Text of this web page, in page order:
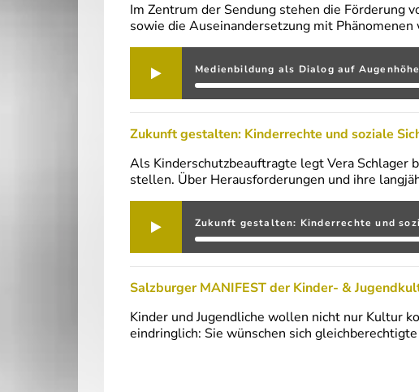
Im Zentrum der Sendung stehen die Förderung
sowie die Auseinander­setzung mit Phänomenen
Medienbildung als Dialog auf Augenhöhe
Zukunft gestalten: Kinderrechte und soziale
Als Kinderschutzbeauftragte legt Vera Schlager
stellen. Über Herausforderungen und ihre
Zukunft gestalten: Kinderrechte und
Salzburger MANIFEST der Kinder- &
Kinder und Jugendliche wollen nicht nur Kultur
eindringlich: Sie wünschen sich